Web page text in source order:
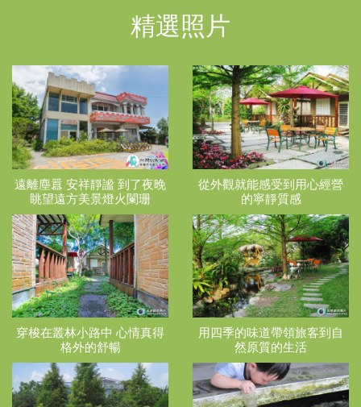
精選照片
遠離塵囂 安祥靜謐 到了夜晚
眺望遠方美景燈火闌珊
從外觀就能感受到用心經營
的寧靜質感
穿梭在叢林小路中 心情真得
格外的舒暢
用四季的味道帶領旅客到自
然原質的生活